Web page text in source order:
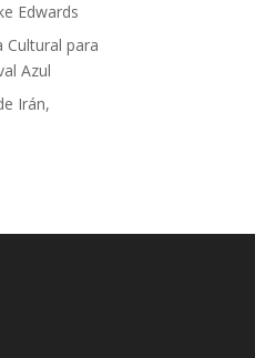
Edwards
Cultural para
Azul
Irán,